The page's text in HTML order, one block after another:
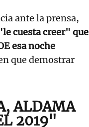
ante la prensa,
cuesta creer" que
esa noche
que demostrar
ALDAMA
2019"